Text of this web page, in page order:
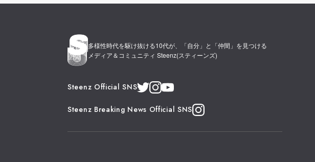
多様性時代を駆け抜ける10代が、
「自分」と「仲間」を見つける
メディア＆コミュニティ Steenz(スティーンズ)
Steenz Official SNS
Steenz Breaking News Official SNS